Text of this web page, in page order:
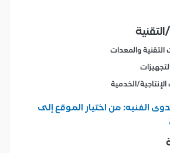
التقنية والمعدات
الخدمية
الفنيه: من اختيار الموقع إلى